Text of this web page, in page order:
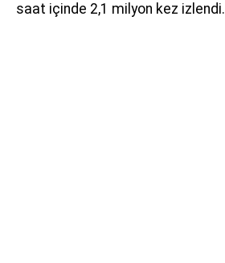
saat içinde 2,1 milyon kez izlendi.